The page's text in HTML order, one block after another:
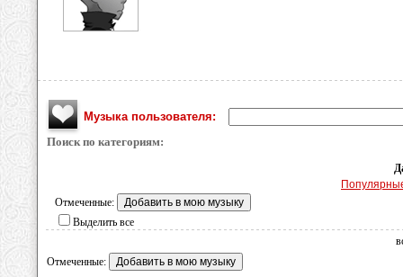
Музыка пользователя:
Поиск по категориям:
Отмеченные:
Выделить все
Отмеченные: